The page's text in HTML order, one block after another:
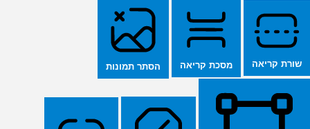
שורת קריאה מסכת קריאה הסתר תמונות